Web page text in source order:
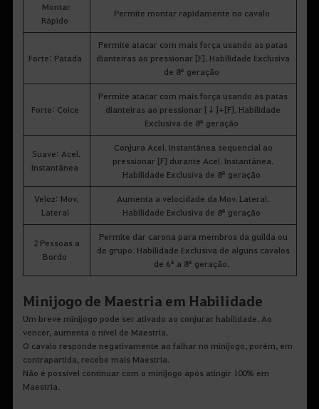
Montar
Rápido
Permite montar rapidamente no cavalo
Forte: Patada
Permite atacar com mais força usando as patas
dianteiras ao pressionar [F]. Habilidade Exclusiva
de 8ª geração
Forte: Coice
Permite atacar com mais força usando as patas
dianteiras ao pressionar [↓]+[F]. Habilidade
Exclusiva de 8ª geração
Suave: Acel.
Instantânea
Conjura Acel. Instantânea sequencial ao
pressionar [F] durante Acel. Instantânea.
Habilidade Exclusiva de 8ª geração
Veloz: Mov.
Lateral
Aumenta a velocidade da Mov. Lateral.
Habilidade Exclusiva de 8ª geração
2 Pessoas a
Bordo
Permite dar carona para membros da guilda ou
de grupo. Habilidade Exclusiva de alguns cavalos
de 6ª a 8ª geração.
Minijogo de Maestria em Habilidade
Um breve minijogo pode ser ativado ao conjurar habilidade. Ao
vencer, aumenta o nível de Maestria.
O cavalo responde negativamente ao falhar no minijogo, porém, em
contrapartida, recebe mais Maestria.
Não é possível continuar com o minijogo após atingir 100% em
Maestria.